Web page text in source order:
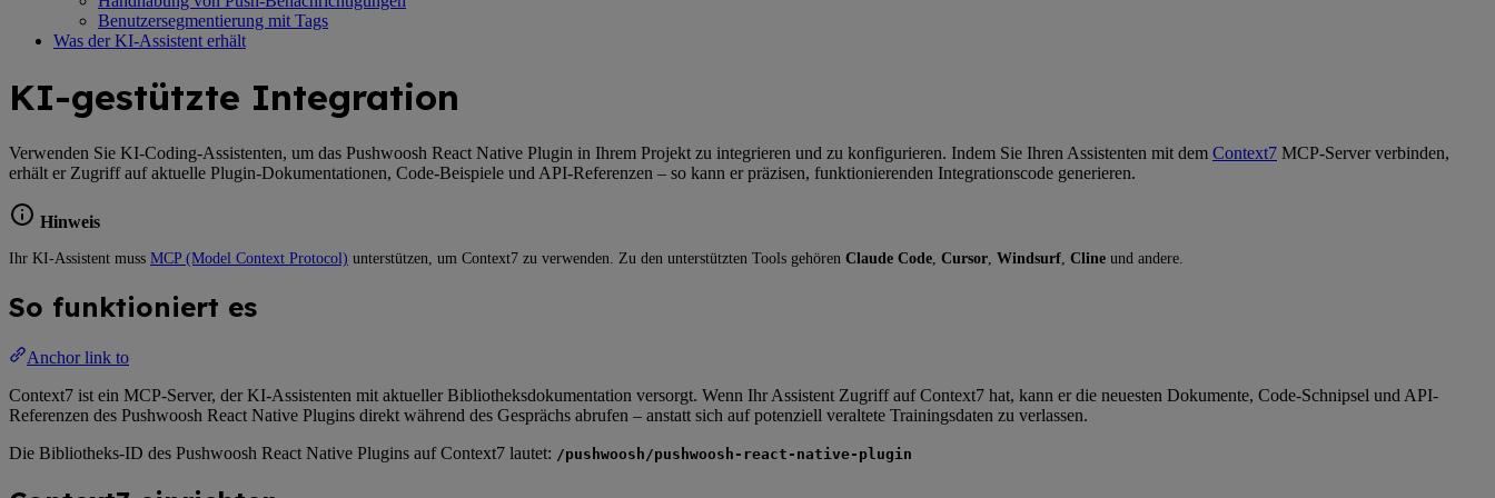
Benutzersegmentierung mit Tags
Was der KI-Assistent erhält
KI-gestützte Integration
Verwenden Sie KI-Coding-Assistenten, um das Pushwoosh React Native Plugin in Ihrem Projekt zu integrieren und zu konfigurieren. Indem Sie Ihren Assistenten mit dem Context7 MCP-Server verbinden,
erhält er Zugriff auf aktuelle Plugin-Dokumentationen, Code-Beispiele und API-Referenzen – so kann er präzisen, funktionierenden Integrationscode generieren.
Hinweis
Ihr KI-Assistent muss MCP (Model Context Protocol) unterstützen, um Context7 zu verwenden. Zu den unterstützten Tools gehören Claude Code Cursor Windsurf Cline und andere.
So funktioniert es
Anchor link to
Context7 ist ein MCP-Server, der KI-Assistenten mit aktueller Bibliotheksdokumentation versorgt. Wenn Ihr Assistent Zugriff auf Context7 hat, kann er die neuesten Dokumente, Code-Schnipsel und API-
Referenzen des Pushwoosh React Native Plugins direkt während des Gesprächs abrufen – anstatt sich auf potenziell veraltete Trainingsdaten zu verlassen.
Die Bibliotheks-ID des Pushwoosh React Native Plugins auf Context7 lautet: /pushwoosh/pushwoosh-react-native-plugin